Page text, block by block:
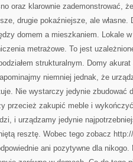
oraz klarownie zademonstrować,
drugie pokaźniejsze, ale
domem a mieszkaniem. Lokale
metrażowe. To jest
strukturalnym. Domy
niemniej jednak, że
Nie wystarczy jedynie zbudować
przecież zakupić meble i
i urządzamy jedynie
resztę. Wobec tego zobacz
ani pozytywne dla